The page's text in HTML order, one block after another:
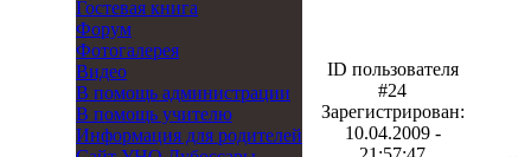
Гостевая книга
Форум
Фотогалерея
Видео
В помощь администрации
В помощь учителю
Информация для родителей
ID пользователя
#24
Зарегистрирован:
10.04.2009 -